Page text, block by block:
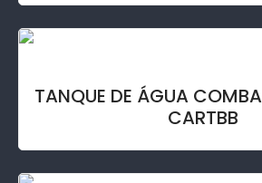
TANQUE DE ÁGUA
CARTBB